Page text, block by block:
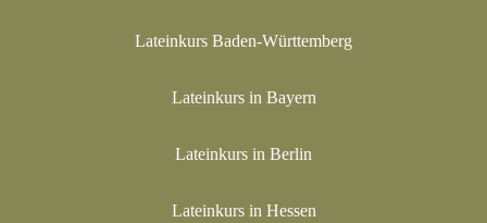
Lateinkurs Baden-Württemberg
Lateinkurs in Bayern
Lateinkurs in Berlin
Lateinkurs in Hessen